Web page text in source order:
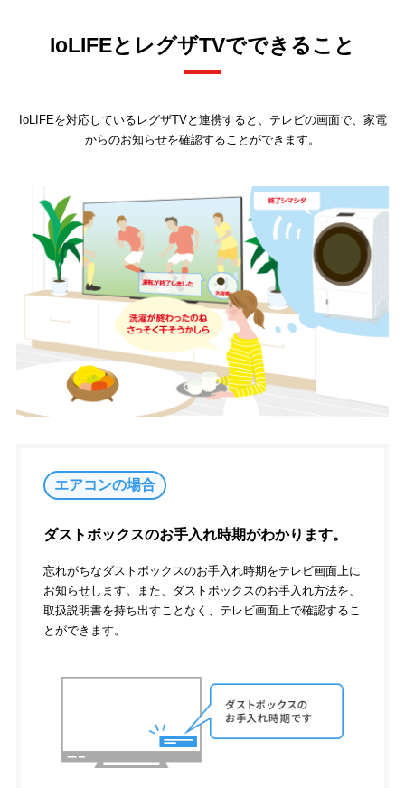
IoLIFEとレグザTVでできること
IoLIFEを対応しているレグザTVと連携すると、テレビの画面で、家電
からのお知らせを確認することができます。
エアコンの場合
ダストボックスのお手入れ時期がわかります。
忘れがちなダストボックスのお手入れ時期をテレビ画面上に
お知らせします。また、ダストボックスのお手入れ方法を、
取扱説明書を持ち出すことなく、テレビ画面上で確認するこ
とができます。